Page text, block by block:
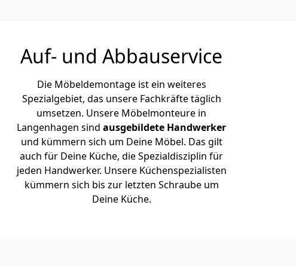
Auf- und Abbauservice
Die Möbeldemontage ist ein weiteres
Spezialgebiet, das unsere Fachkräfte täglich
umsetzen. Unsere Möbelmonteure in
Langenhagen sind ausgebildete Handwerker
und kümmern sich um Deine Möbel. Das gilt
auch für Deine Küche, die Spezialdisziplin für
jeden Handwerker. Unsere Küchenspezialisten
kümmern sich bis zur letzten Schraube um
Deine Küche.